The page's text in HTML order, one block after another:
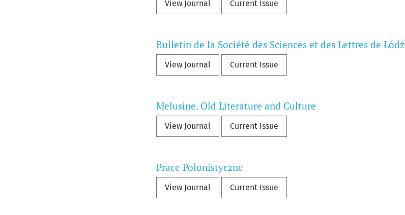
View Journal Current Issue
Bulletin de la Société des Sciences et des Lettres de Łódź
View Journal Current Issue
Melusine. Old Literature and Culture
View Journal Current Issue
Prace Polonistyczne
View Journal Current Issue